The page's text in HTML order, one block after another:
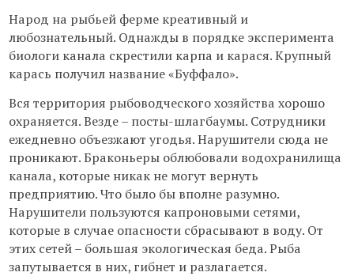
Народ на рыбьей ферме креативный и
любознательный. Однажды в порядке эксперимента
биологи канала скрестили карпа и карася. Крупный
карась получил название «Буффало».
Вся территория рыбоводческого хозяйства хорошо
охраняется. Везде – посты-шлагбаумы. Сотрудники
ежедневно объезжают угодья. Нарушители сюда не
проникают. Браконьеры облюбовали водохранилища
канала, которые никак не могут вернуть
предприятию. Что было бы вполне разумно.
Нарушители пользуются капроновыми сетями,
которые в случае опасности сбрасывают в воду. От
этих сетей – большая экологическая беда. Рыба
запутывается в них, гибнет и разлагается.